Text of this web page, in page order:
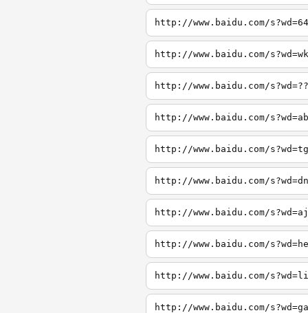
http://www.baidu.com/s?wd=64
http://www.baidu.com/s?wd=wk
http://www.baidu.com/s?wd=??
http://www.baidu.com/s?wd=ab
http://www.baidu.com/s?wd=tg
http://www.baidu.com/s?wd=dn
http://www.baidu.com/s?wd=aj
http://www.baidu.com/
http://www.baidu.com/
http://www.baidu.com/